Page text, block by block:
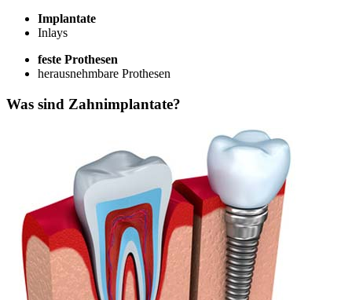
Implantate
Inlays
feste Prothesen
herausnehmbare Prothesen
Was sind Zahnimplantate?